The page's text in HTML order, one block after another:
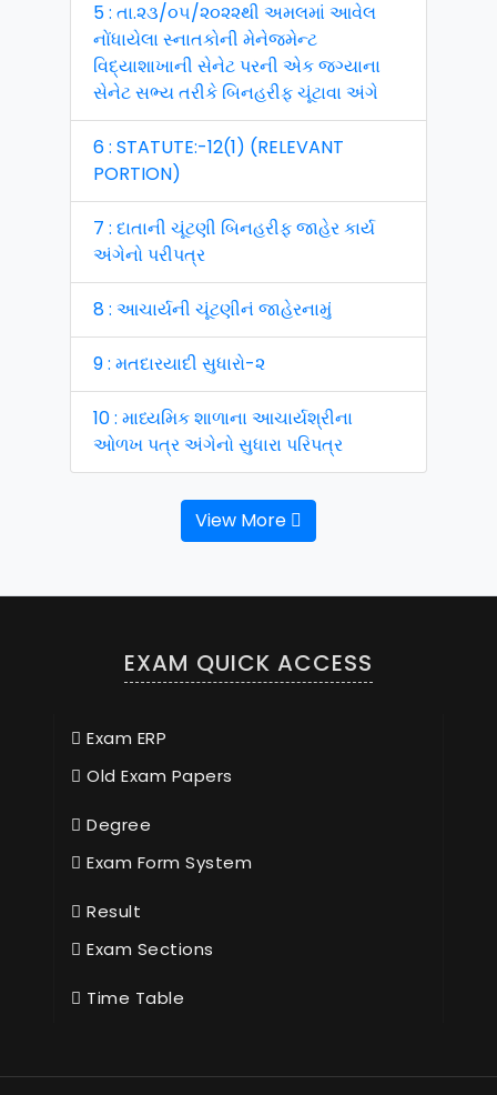
5 : તા.૨૩/૦૫/૨૦૨૨થી અમલમાં આવેલ
નોંધાયેલા સ્નાતકોની મેનેજમેન્ટ
વિદ્યાશાખાની સેનેટ પરની એક જગ્યાના
સેનેટ સભ્ય તરીકે બિનહરીફ ચૂંટાવા અંગે
6 : STATUTE:-12(1) (RELEVANT
PORTION)
7 : દાતાની ચૂંટણી બિનહરીફ જાહેર કાર્ય
અંગેનો પરીપત્ર
8 : આચાર્યની ચૂંટણીનં જાહેરનામું
9 : મતદારયાદી સુધારો-૨
10 : માધ્યમિક શાળાના આચાર્યશ્રીના
ઓળખ પત્ર અંગેનો સુધારા પરિપત્ર
View More
EXAM QUICK ACCESS
Exam ERP
Old Exam Papers
Degree
Exam Form System
Result
Exam Sections
Time Table